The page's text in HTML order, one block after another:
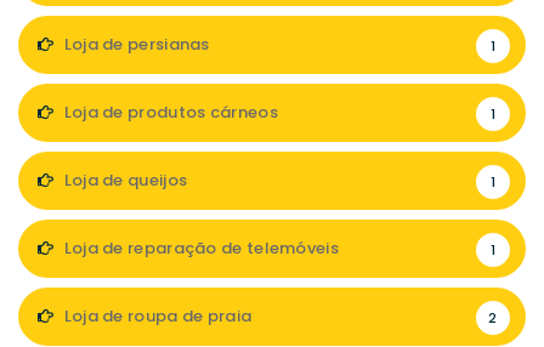
Loja de persianas 1
Loja de produtos cárneos 1
Loja de queijos 1
Loja de reparação de telemóveis 1
Loja de roupa de praia 2